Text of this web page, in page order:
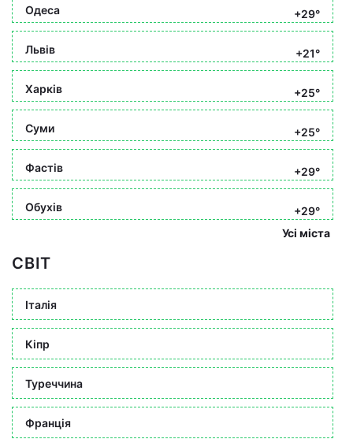
Одеса +29°
Львів +21°
Харків +25°
Суми +25°
Фастів +29°
Обухів
+29°
Усі міста
СВІТ
Італія
Кіпр
Туреччина
Франція